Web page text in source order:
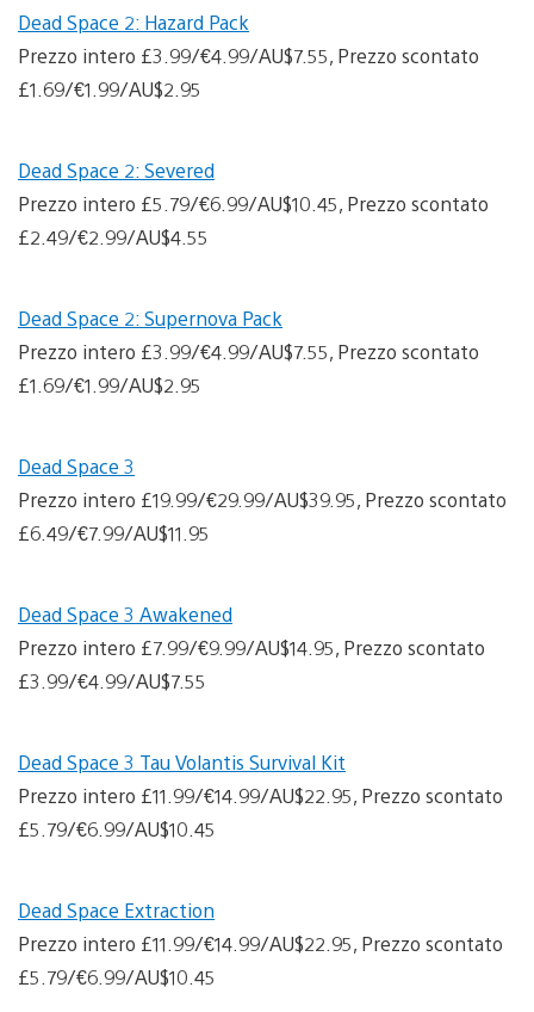
Dead Space 2: Hazard Pack
Prezzo intero £3.99/€4.99/AU$7.55, Prezzo scontato
£1.69/€1.99/AU$2.95
Dead Space 2: Severed
Prezzo intero £5.79/€6.99/AU$10.45, Prezzo scontato
£2.49/€2.99/AU$4.55
Dead Space 2: Supernova Pack
Prezzo intero £3.99/€4.99/AU$7.55, Prezzo scontato
£1.69/€1.99/AU$2.95
Dead Space 3
Prezzo intero £19.99/€29.99/AU$39.95, Prezzo scontato
£6.49/€7.99/AU$11.95
Dead Space 3 Awakened
Prezzo intero £7.99/€9.99/AU$14.95, Prezzo scontato
£3.99/€4.99/AU$7.55
Dead Space 3 Tau Volantis Survival Kit
Prezzo intero £11.99/€14.99/AU$22.95, Prezzo scontato
£5.79/€6.99/AU$10.45
Dead Space Extraction
Prezzo intero £11.99/€14.99/AU$22.95, Prezzo scontato
£5.79/€6.99/AU$10.45